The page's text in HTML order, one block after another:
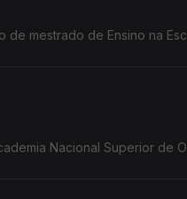
de mestrado de Ensino na
Nacional Superior de